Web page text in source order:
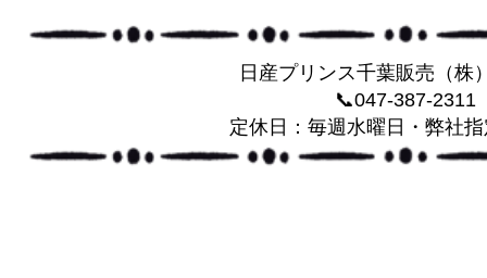
日産プリンス千葉販売（株
📞047-387-2311
定休日：毎週水曜日・弊社